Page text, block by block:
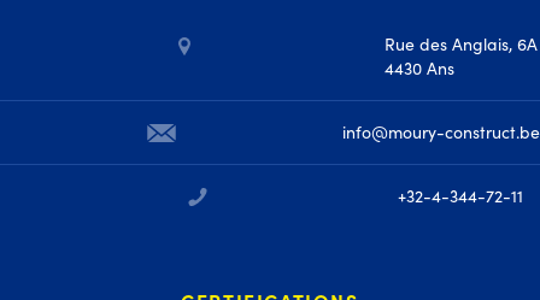
Rue des Anglais, 6A
4430 Ans
info@moury-construct.be
+32-4-344-72-11